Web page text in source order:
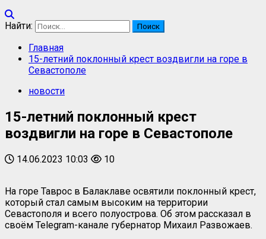
Найти:
Главная
15-летний поклонный крест воздвигли на горе в
Севастополе
новости
15-летний поклонный крест
воздвигли на горе в Севастополе
14.06.2023 10:03 10
На горе Таврос в Балаклаве освятили поклонный крест,
который стал самым высоким на территории
Севастополя и всего полуострова. Об этом рассказал в
своём Telegram-канале губернатор Михаил Развожаев.